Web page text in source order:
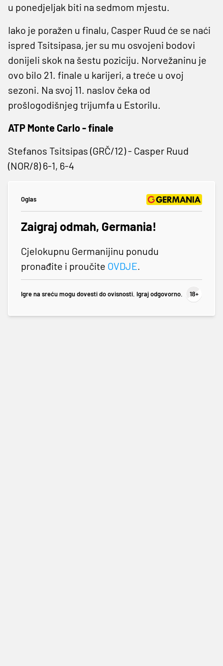
u ponedjeljak biti na sedmom mjestu.
Iako je poražen u finalu, Casper Ruud će se naći
ispred Tsitsipasa, jer su mu osvojeni bodovi
donijeli skok na šestu poziciju. Norvežaninu je
ovo bilo 21. finale u karijeri, a treće u ovoj
sezoni. Na svoj 11. naslov čeka od
prošlogodišnjeg trijumfa u Estorilu.
ATP Monte Carlo - finale
Stefanos Tsitsipas (GRČ/12) - Casper Ruud
(NOR/8) 6-1, 6-4
Oglas
Zaigraj odmah, Germania!
Cjelokupnu Germanijinu ponudu
pronađite i proučite OVDJE.
Igre na sreću mogu dovesti do ovisnosti. Igraj odgovorno.